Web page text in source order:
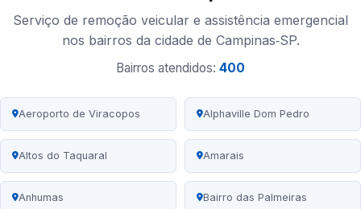
Serviço de remoção veicular e assistência emergencial
nos bairros da cidade de Campinas‑SP.
Bairros atendidos: 400
Aeroporto de Viracopos Alphaville Dom Pedro
Altos do Taquaral Amarais
Anhumas Bairro das Palmeiras